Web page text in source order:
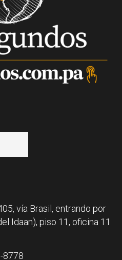
vía Brasil, entrando por
Idaan), piso 11, oficina 11
8778